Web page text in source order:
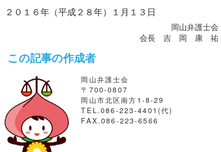
２０１６年（平成２８年）１月１３日
岡山弁護士会
会長 吉 岡 康 祐
この記事の作成者
岡山弁護士会
〒700-0807
岡山市北区南方1-8-29
TEL.086-223-4401(代)
FAX.086-223-6566